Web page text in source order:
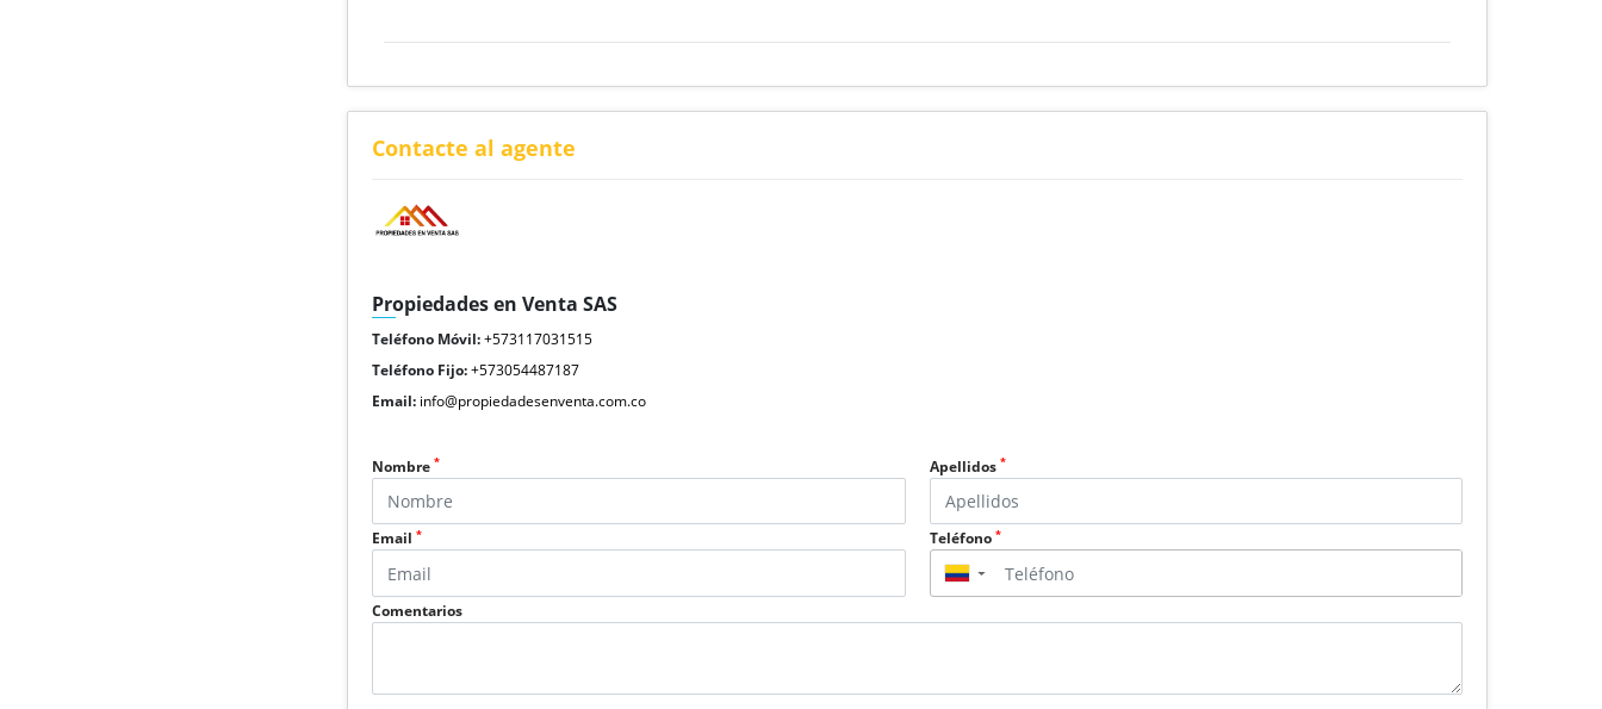
Contacte al agente
Propiedades en Venta SAS
Teléfono Móvil:+573117031515
Teléfono Fijo:+573054487187
Email: info@propiedadesenventa.com.co
Nombre* Apellidos *
Email* Teléfono *
▼
Comentarios